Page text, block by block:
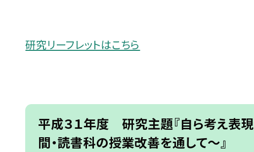
研究リーフレットはこちら
平成３１年度 研究主題『自ら考え表
間・読書科の授業改善を通して〜』